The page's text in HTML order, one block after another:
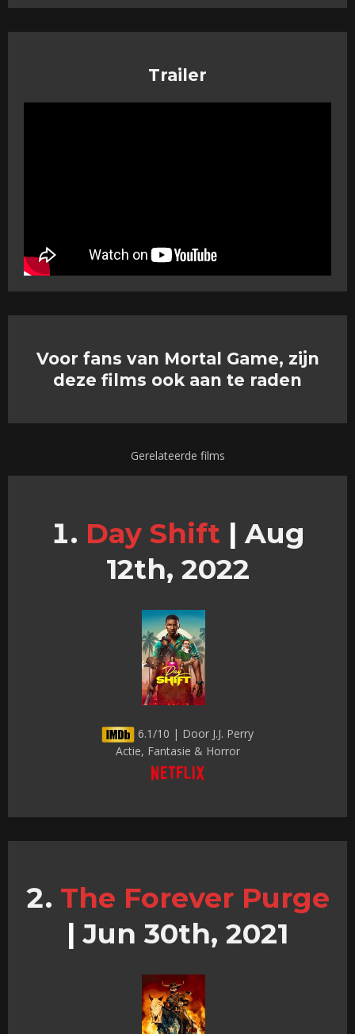
Trailer
Voor fans van Mortal Game, zijn
deze films ook aan te raden
Gerelateerde films
Day Shift | Aug
12th, 2022
6.1/10 | Door J.J. Perry
Actie, Fantasie & Horror
The Forever Purge
| Jun 30th, 2021